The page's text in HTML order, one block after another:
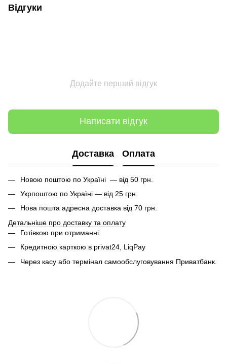
Відгуки
Додайте перший відгук
Написати відгук
Доставка Оплата
Новою поштою по Україні — від 50 грн.
Укрпоштою по Україні — від 25 грн.
Нова пошта адресна доставка від 70 грн.
Детальніше про доставку та оплату
Готівкою при отриманні.
Кредитною карткою в privat24, LiqPay
Через касу або термінал самообслуговування Приватбанк.